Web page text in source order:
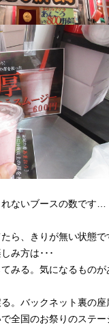
ないブースの数です
ら、きりが無い状態で
み方は･･･
みる。気になるものが
。バックネット裏の座
全国のお祭りのステー